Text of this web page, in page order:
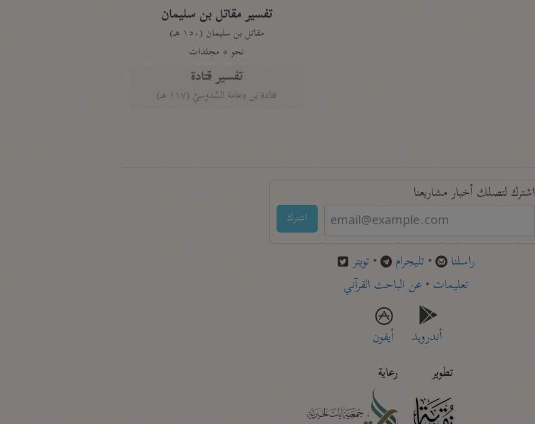
تفسير مقاتل بن سليمان
مقاتل بن سليمان (١٥٠ هـ)
نحو ٥ مجلدات
تفسير قتادة
قتادة بن دعامة السّدوسيّ (١١٧ هـ)
اشترك لتصلك أخبار مشاريعنا
اشترك
راسلنا • تليجرام • تويتر
تعليمات• عن الباحث القرآني
أندرويد
أيفون
تطوير
رعاية